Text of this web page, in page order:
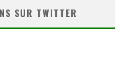
SUR TWITTER